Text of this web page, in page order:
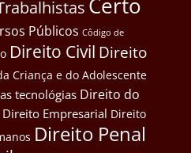
Públicos Côdigo de
Direito Civil Direito
Criança e do Adolescente
tecnológias Direito do
Direito Empresarial Direito
Direito Penal